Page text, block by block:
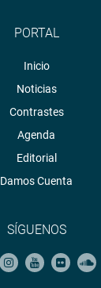
PORTAL
Inicio
Noticias
Contrastes
Agenda
Editorial
Damos Cuenta
SÍGUENOS